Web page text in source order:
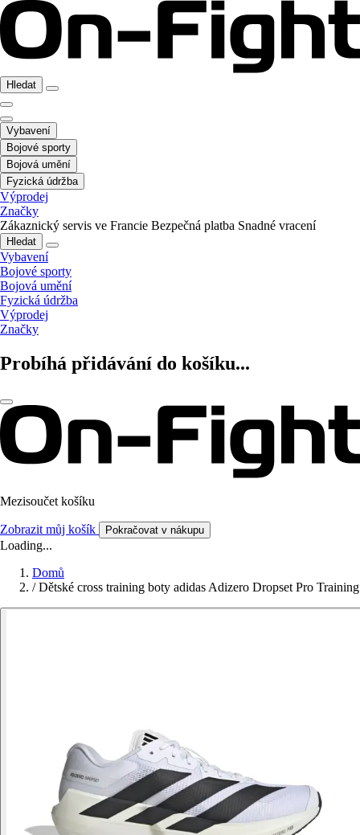
Hledat
Vybavení
Bojové sporty
Bojová umění
Fyzická údržba
Výprodej
Značky
Zákaznický servis ve Francie Bezpečná platba Snadné vracení
Hledat
Vybavení
Bojové sporty
Bojová umění
Fyzická údržba
Výprodej
Značky
Probíhá přidávání do košíku...
Mezisoučet košíku
Zobrazit můj košík Pokračovat v nákupu
Loading...
Domů
/ Dětské cross training boty adidas Adizero Dropset Pro Training